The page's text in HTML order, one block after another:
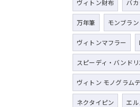
ヴィトン財布 バ
万年筆 モンブラン
ヴィトンマフラー
スピーディ・バンド
ヴィトン モノグラム
ネクタイピン エ